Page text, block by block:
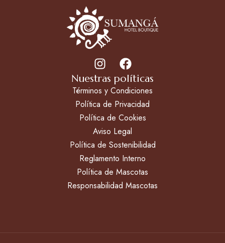
Nuestras políticas
Términos y Condiciones
Política de Privacidad
Política de Cookies
Aviso Legal
Política de Sostenibilidad
Reglamento Interno
Política de Mascotas
Responsabilidad Mascotas